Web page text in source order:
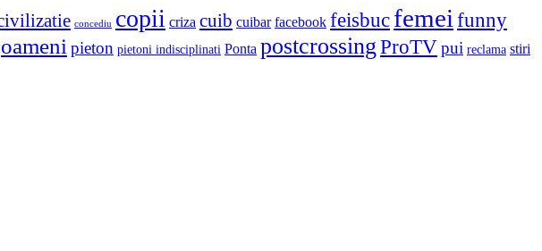
concediu copii criza cuib cuibar facebook feisbuc femei funny
oameni pieton pietoni indisciplinati Ponta postcrossing ProTVpui reclama stiri